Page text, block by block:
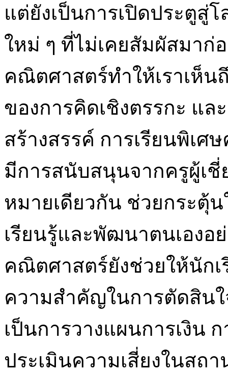
แต่ยังเป็นการเปิดประตูสู่
ใหม่ ๆ ที่ไม่เคยสัมผัสมาก่
คณิตศาสตร์ทำให้เราเห็
ของการคิดเชิงตรรกะ แ
สร้างสรรค์ การเรียนพิเ
มีการสนับสนุนจากครูผู้เ
หมายเดียวกัน ช่วยกระตุ้
เรียนรู้และพัฒนาตนเองอ
คณิตศาสตร์ยังช่วยให้นักเ
ความสำคัญในการตัดสิน
เป็นการวางแผนการเงิน
ประเมินความเสี่ยงในสถ